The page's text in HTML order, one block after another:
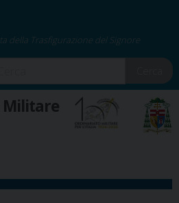
della Trasfigurazione del Signore